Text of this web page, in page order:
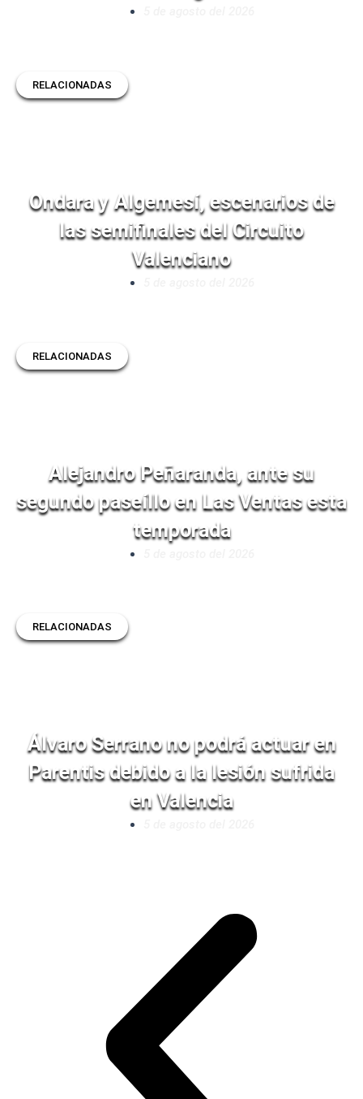
RELACIONADAS
Ondara y Algemesí, escenarios de
las semifinales del Circuito
Valenciano
RELACIONADAS
Alejandro Peñaranda, ante su
segundo paseíllo en Las Ventas esta
temporada
RELACIONADAS
Álvaro Serrano no podrá actuar en
Parentis debido a la lesión sufrida
en Valencia